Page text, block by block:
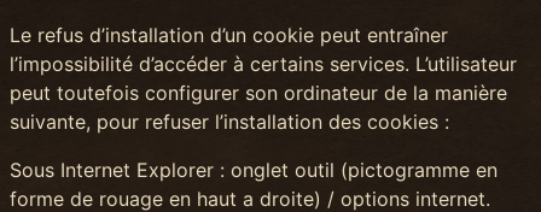
Le refus d’installation d’un cookie peut entraîner
l’impossibilité d’accéder à certains services. L’utilisateur
peut toutefois configurer son ordinateur de la manière
suivante, pour refuser l’installation des cookies :
Sous Internet Explorer : onglet outil (pictogramme en
forme de rouage en haut a droite) / options internet.